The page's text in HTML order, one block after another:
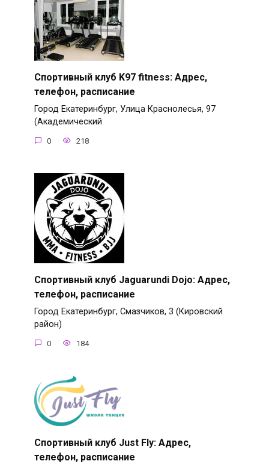
Спортивный клуб K97 fitness: Адрес,
телефон, расписание
Город Екатеринбург, Улица Краснолесья, 97
(Академический
0 218
Спортивный клуб Jaguarundi Dojo: Адрес,
телефон, расписание
Город Екатеринбург, Смазчиков, 3 (Кировский
район)
0 184
Спортивный клуб Just Fly: Адрес,
телефон, расписание